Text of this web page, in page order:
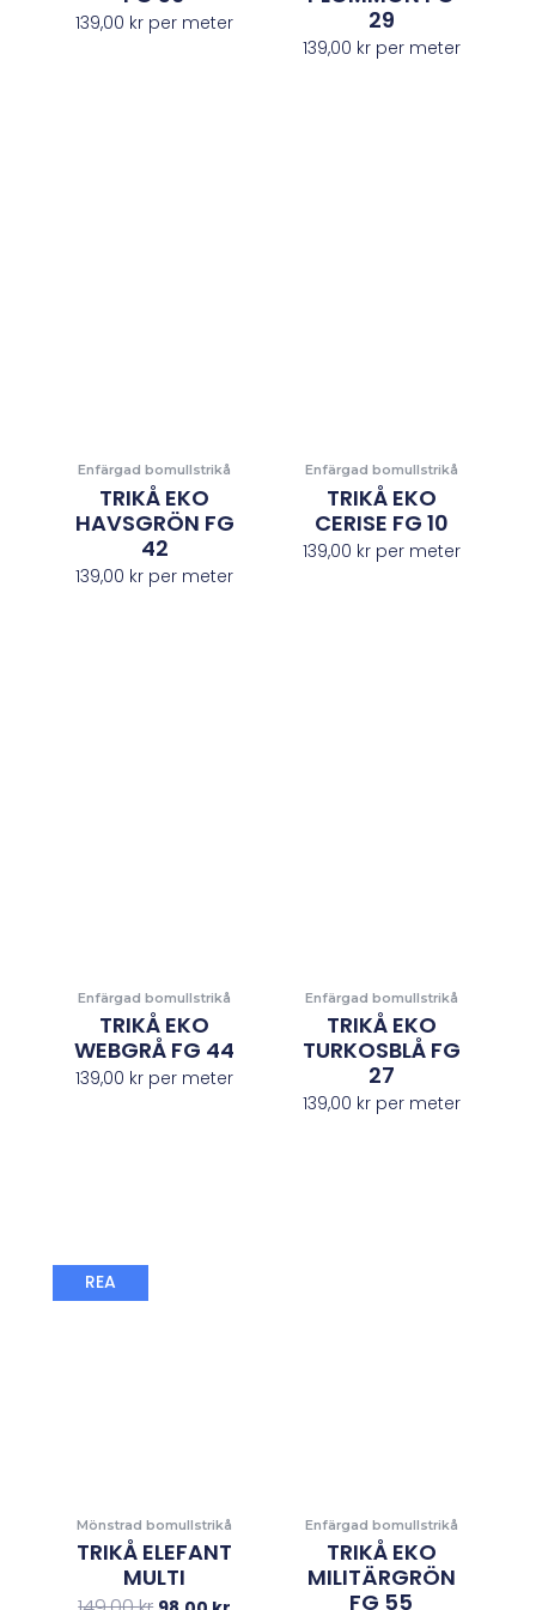
139,00 kr per meter
29
139,00 krper meter
Enfärgad bomullstrikå
TRIKÅ EKO
HAVSGRÖN FG
42
139,00 kr per meter
Enfärgad bomullstrikå
TRIKÅ EKO
CERISE FG 10
139,00 krper meter
Enfärgad bomullstrikå
TRIKÅ EKO
WEBGRÅ FG 44
139,00 kr per meter
Enfärgad bomullstrikå
TRIKÅ EKO
TURKOSBLÅ FG
27
139,00 krper meter
REA
Mönstrad bomullstrikå
TRIKÅ ELEFANT
MULTI
Enfärgad bomullstrikå
TRIKÅ EKO
MILITÄRGRÖN
FG 55